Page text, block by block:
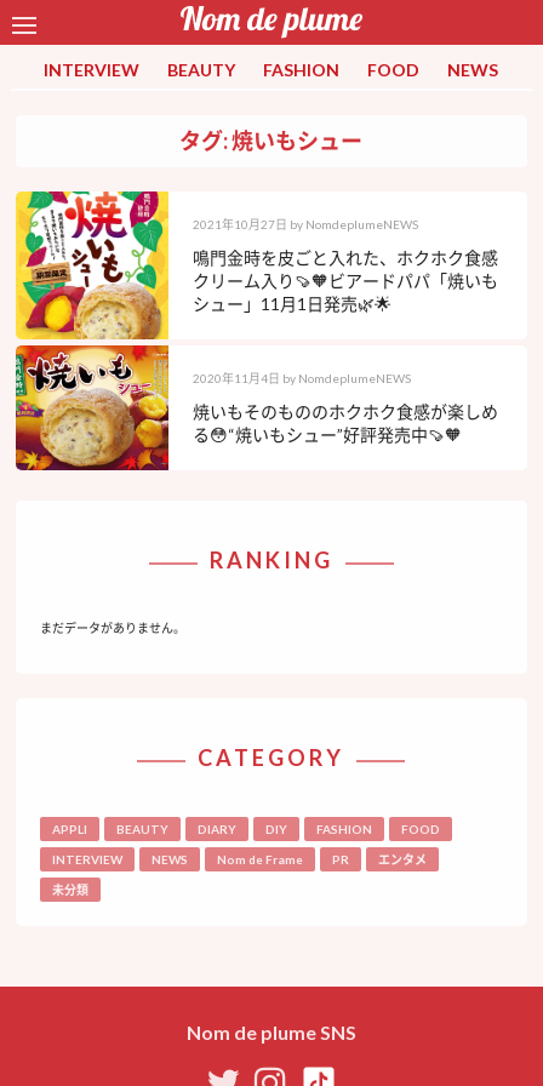
INTERVIEW BEAUTY FASHION FOOD NEWS
タグ: 焼いもシュー
2021年10月27日 by NomdeplumeNEWS
鳴門金時を皮ごと入れた、ホクホク食感
クリーム入り🍠🧡ビアードパパ「焼いも
シュー」11月1日発売🌿🌟
2020年11月4日 by NomdeplumeNEWS
焼いもそのもののホクホク食感が楽しめ
る😳“焼いもシュー”好評発売中🍠🧡
RANKING
まだデータがありません。
CATEGORY
APPLI BEAUTY DIARY DIY FASHION FOOD
INTERVIEW NEWS Nom de Frame PR エンタメ
未分類
Nom de plume SNS